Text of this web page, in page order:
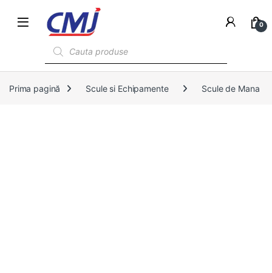
0
Prima pagină Scule si Echipamente Scule de Mana